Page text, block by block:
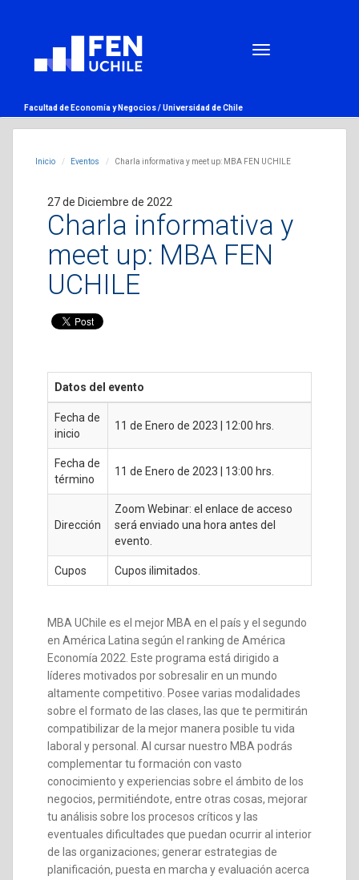
Facultad de Economía y Negocios /Universidad de Chile
Inicio Eventos Charla informativa y meet up: MBA FEN UCHILE
27 de Diciembre de 2022
Charla informativa y
meet up: MBA FEN
UCHILE
Datos del evento
Fecha de
inicio
11 de Enero de 2023 | 12:00 hrs.
Fecha de
término
11 de Enero de 2023 | 13:00 hrs.
Dirección
Zoom Webinar: el enlace de acceso
será enviado una hora antes del
evento.
Cupos Cupos ilimitados.
MBA UChile es el mejor MBA en el país y el segundo
en América Latina según el ranking de América
Economía 2022. Este programa está dirigido a
líderes motivados por sobresalir en un mundo
altamente competitivo. Posee varias modalidades
sobre el formato de las clases, las que te permitirán
compatibilizar de la mejor manera posible tu vida
laboral y personal. Al cursar nuestro MBA podrás
complementar tu formación con vasto
conocimiento y experiencias sobre el ámbito de los
negocios, permitiéndote, entre otras cosas, mejorar
tu análisis sobre los procesos críticos y las
eventuales dificultades que puedan ocurrir al interior
de las organizaciones; generar estrategias de
planificación, puesta en marcha y evaluación acerca